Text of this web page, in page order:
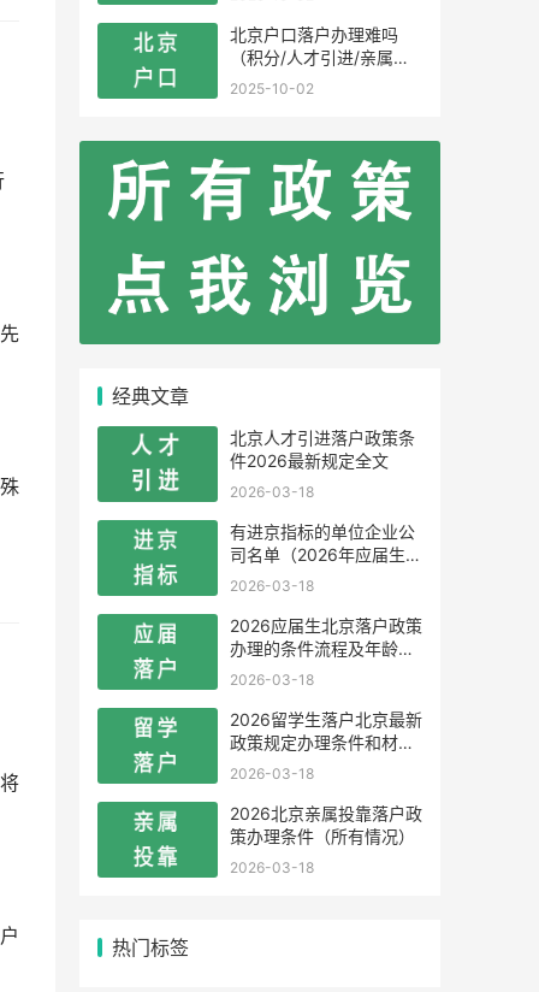
北京户口落户办理难吗
（积分/人才引进/亲属投
靠）
2025-10-02
经典文章
北京人才引进落户政策条
件2026最新规定全文
2026-03-18
有进京指标的单位企业公
司名单（2026年应届生留
学生）
2026-03-18
2026应届生北京落户政策
办理的条件流程及年龄限
制
2026-03-18
2026留学生落户北京最新
政策规定办理条件和材料
及流程
2026-03-18
2026北京亲属投靠落户政
策办理条件（所有情况）
2026-03-18
热门标签